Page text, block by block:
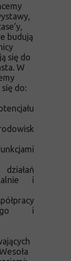
budują
się do
W
do:
i
i